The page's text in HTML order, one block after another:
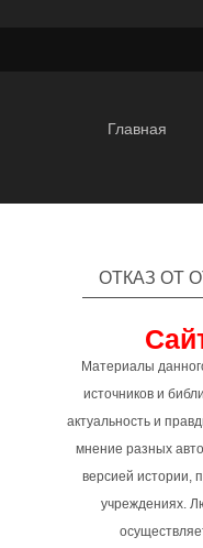
Главная
ОТКАЗ ОТ
Материалы
источников и
актуальность и
мнение разных
версией истории,
учреждениях.